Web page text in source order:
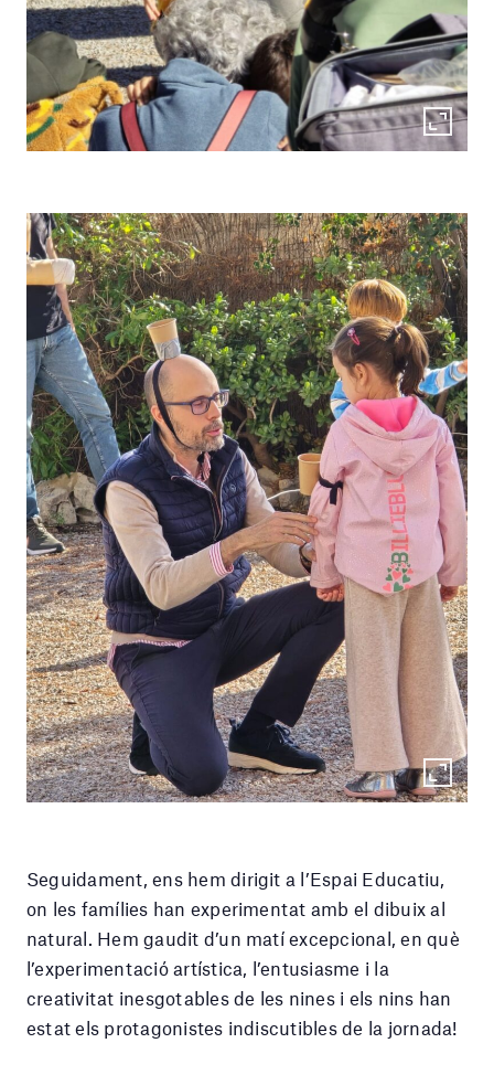
Seguidament, ens hem dirigit a l’Espai Educatiu,
on les famílies han experimentat amb el dibuix al
natural. Hem gaudit d’un matí excepcional, en què
l’experimentació artística, l’entusiasme i la
creativitat inesgotables de les nines i els nins han
estat els protagonistes indiscutibles de la jornada!